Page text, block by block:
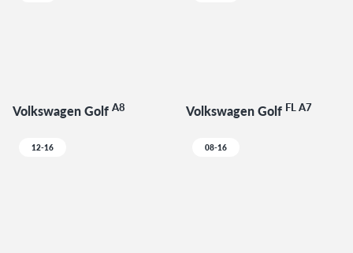
Volkswagen Golf A8 Volkswagen Golf FL A7
12-16 08-16